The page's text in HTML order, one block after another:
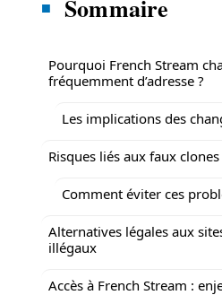
Sommaire
Pourquoi French Stream
fréquemment d’adresse ?
Les implications des
Risques liés aux faux
Comment éviter ces
Alternatives légales aux
illégaux
Accès à French Stream :